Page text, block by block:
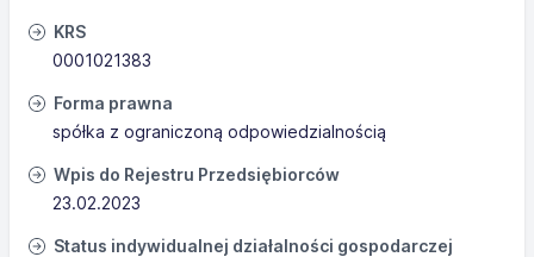
KRS
0001021383
Forma prawna
spółka z ograniczoną odpowiedzialnością
Wpis do Rejestru Przedsiębiorców
23.02.2023
Status indywidualnej działalności gospodarczej